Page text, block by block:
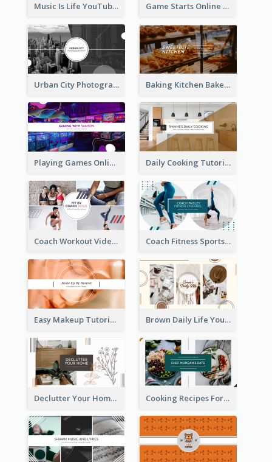
Music Is Life YouTube Channel Art Game Starts Online Games YouTube Channel Art
Urban City Photography YouTube Channel Art Baking Kitchen Bakery YouTube Channel Art
Playing Games Online YouTube Channel Art Daily Cooking Tutorial YouTube Channel Art
Coach Workout Videos YouTube Channel Art Coach Fitness Sports YouTube Channel Art
Easy Makeup Tutorial Beauty YouTube Channel Art Brown Daily Life YouTube Channel Art
Declutter Your Home YouTube Channel Art Cooking Recipes For Beginners YouTube Channel Art